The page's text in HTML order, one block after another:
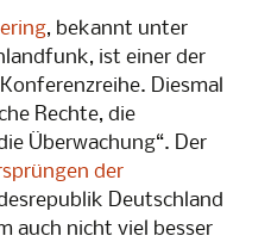
, bekannt unter
ist einer der
Diesmal
Rechte, die
Überwachung“. Der
der
Deutschland
auch nicht viel besser